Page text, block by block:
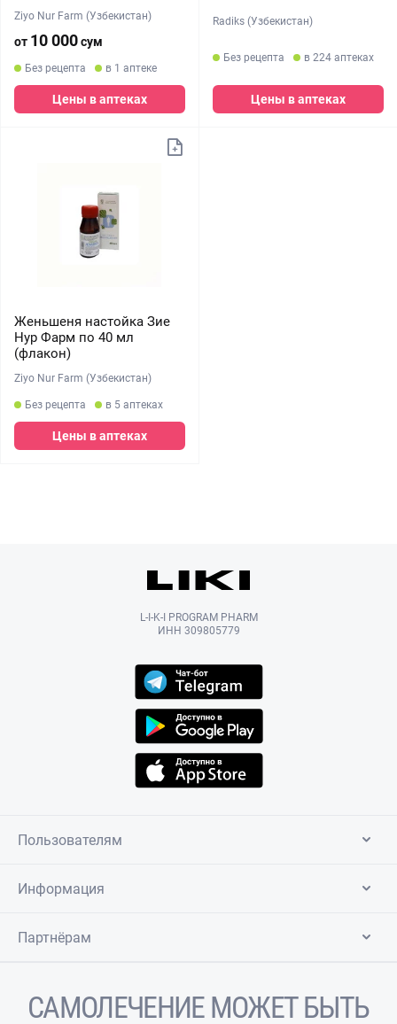
Ziyo Nur Farm (Узбекистан)
от 10 000сум
Без рецепта в 1 аптеке
Цены в аптеках
Radiks (Узбекистан)
Без рецепта в 224 аптеках
Цены в аптеках
Женьшеня настойка Зие
Нур Фарм по 40 мл
(флакон)
Ziyo Nur Farm (Узбекистан)
Без рецепта в 5 аптеках
Цены в аптеках
L-I-K-I PROGRAM PHARM
ИНН 309805779
Пользователям
Информация
Партнёрам
САМОЛЕЧЕНИЕ МОЖЕТ БЫТЬ